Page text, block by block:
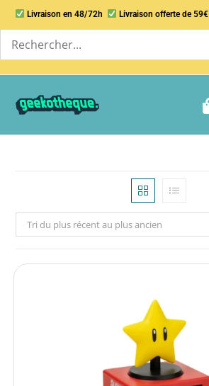
Livraison en 48/72h Livraison offerte de 59€
Tri du plus récent au plus ancien